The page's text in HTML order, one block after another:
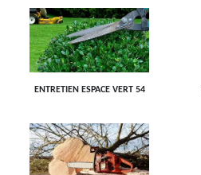
ENTRETIEN ESPACE VERT 54